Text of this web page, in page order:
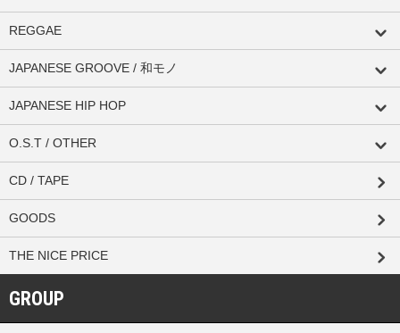
REGGAE
JAPANESE GROOVE / 和モノ
JAPANESE HIP HOP
O.S.T / OTHER
CD / TAPE
GOODS
THE NICE PRICE
GROUP